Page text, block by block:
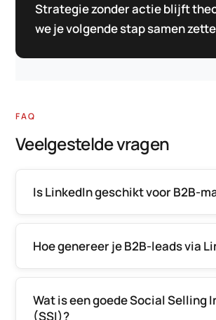
Strategie zonder actie blijft
we je volgende stap samen
FAQ
Veelgestelde vragen
Is LinkedIn geschikt voor B2B-
Hoe genereer je B2B-leads via
Wat is een goede Social Selling
(SSI)?